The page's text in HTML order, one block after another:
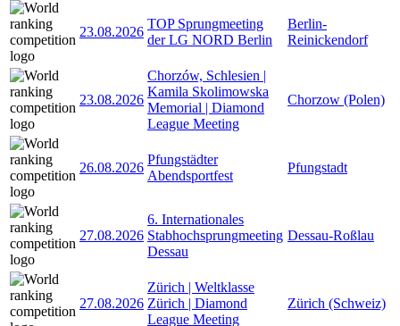
23.08.2026
TOP Sprungmeeting
der LG NORD Berlin
Berlin-
Reinickendorf
23.08.2026
Chorzów, Schlesien |
Kamila Skolimowska
Memorial | Diamond
League Meeting
Chorzow (Polen)
26.08.2026
Pfungstädter
Abendsportfest
Pfungstadt
27.08.2026
6. Internationales
Stabhochsprungmeeting
Dessau
Dessau-Roßlau
27.08.2026
Zürich | Weltklasse
Zürich | Diamond
League Meeting
Zürich (Schweiz)